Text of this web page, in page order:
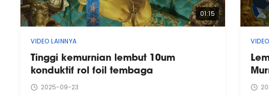
01:15
VIDEO LAINNYA
Tinggi kemurnian lembut 10um
konduktif rol foil tembaga
2025-09-23